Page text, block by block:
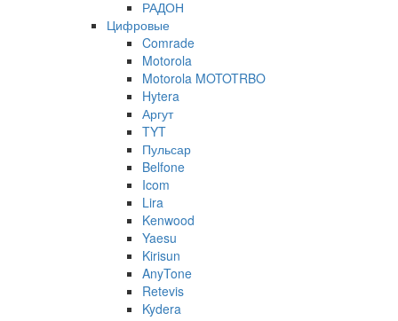
РАДОН
Цифровые
Comrade
Motorola
Motorola MOTOTRBO
Hytera
Аргут
TYT
Пульсар
Belfone
Icom
Lira
Kenwood
Yaesu
Kirisun
AnyTone
Retevis
Kydera